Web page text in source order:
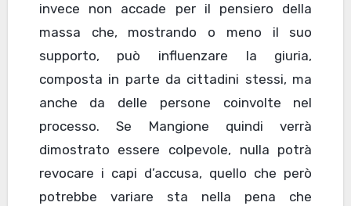
invece non accade per il pensiero della
massa che, mostrando o meno il suo
supporto, può influenzare la giuria,
composta in parte da cittadini stessi, ma
anche da delle persone coinvolte nel
processo. Se Mangione quindi verrà
dimostrato essere colpevole, nulla potrà
revocare i capi d’accusa, quello che però
potrebbe variare sta nella pena che